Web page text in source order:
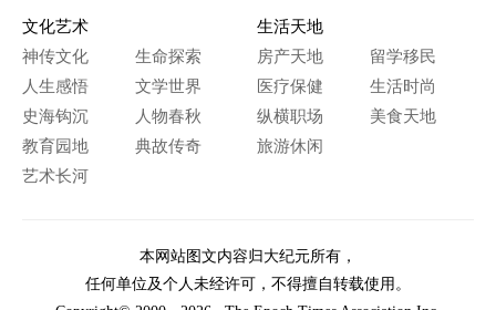
文化艺术
神传文化
生命探索
人生感悟
文学世界
史海钩沉
人物春秋
教育园地
典故传奇
艺术长河
生活天地
房产天地
留学移民
医疗保健
生活时尚
纵横职场
美食天地
旅游休闲
本网站图文内容归大纪元所有，
任何单位及个人未经许可，不得擅自转载使用。